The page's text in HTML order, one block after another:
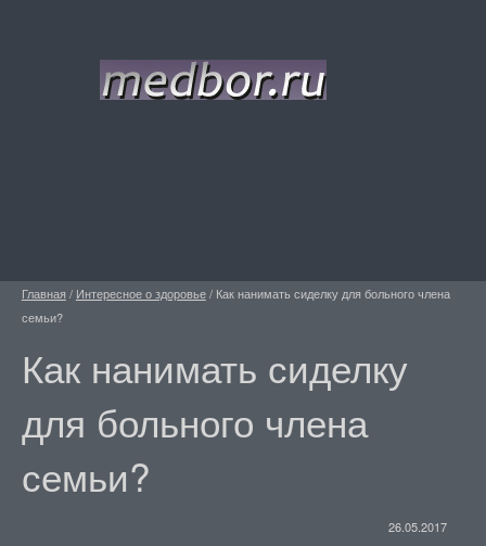
Главная / Интересное о здоровье/ Как нанимать сиделку для больного члена
семьи?
Как нанимать сиделку
для больного члена
семьи?
26.05.2017